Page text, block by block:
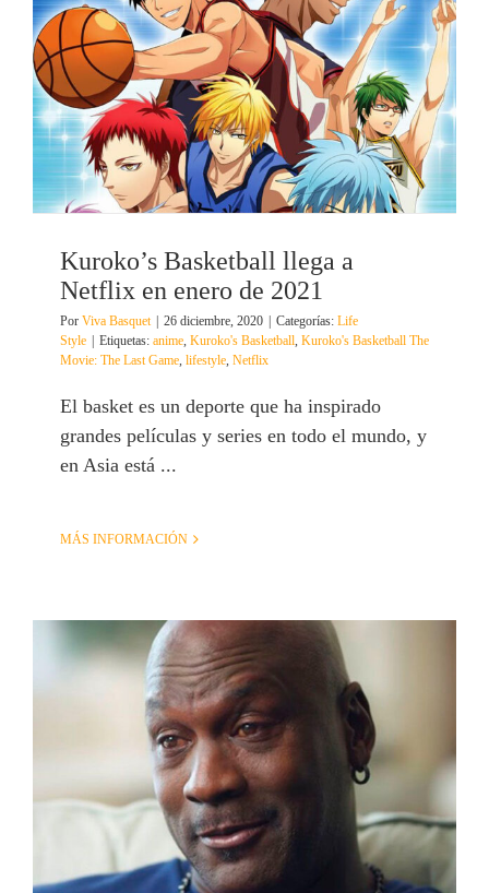
Kuroko’s Basketball llega a
Netflix en enero de 2021
Por Viva Basquet | 26 diciembre, 2020 | Categorías: Life
Style | Etiquetas: anime Kuroko's Basketball Kuroko's Basketball The
Movie: The Last Game lifestyle Netflix
El basket es un deporte que ha inspirado
grandes películas y series en todo el mundo, y
en Asia está ...
MÁS INFORMACIÓN